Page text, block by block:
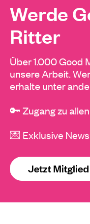
Werde
Ritter
Über 1.000 Good
unsere Arbeit.
erhalte unter
🔑 Zugang zu
💌 Exklusive
Jetzt